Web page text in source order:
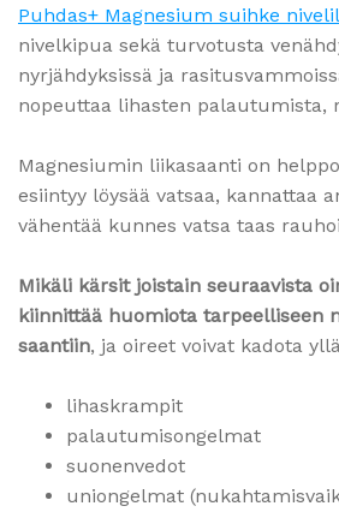
Puhdas+ Magnesium suihke
nivelkipua sekä turvotusta
nyrjähdyksissä ja
nopeuttaa lihasten palautumista,
Magnesiumin liikasaanti on
esiintyy löysää vatsaa, kannattaa
vähentää kunnes vatsa taas
Mikäli kärsit joistain seuraavista
kiinnittää huomiota tarpeelliseen
saantiin, ja oireet voivat kadota
lihaskrampit
palautumisongelmat
suonenvedot
uniongelmat